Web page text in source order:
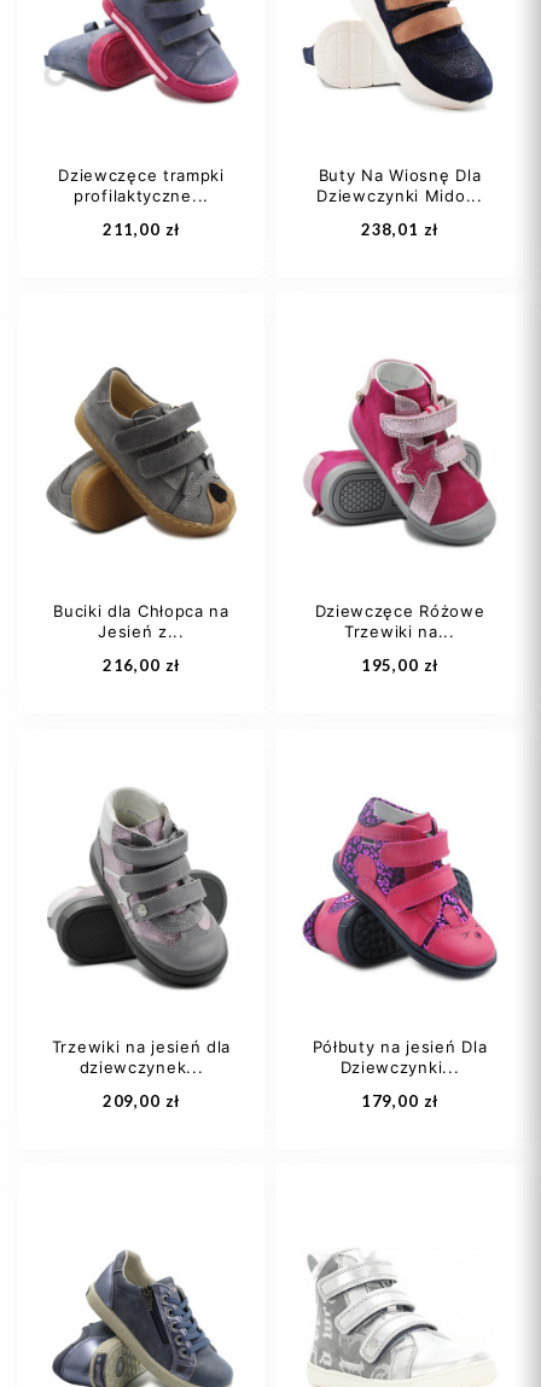
23 24
Dodaj do koszyka
23 24 25
Dodaj do koszyka
Dziewczęce trampki
profilaktyczne...
211,00 zł
31 32
33
36
Dodaj do koszyka
Buty Na Wiosnę Dla
Dziewczynki Mido...
238,01 zł
26
27
28
29 +1
Dodaj do koszyka
Buciki dla Chłopca na
Jesień z...
216,00 zł
21
Dodaj do koszyka
Dziewczęce Różowe
Trzewiki na...
195,00 zł
23
Dodaj do koszyka
Trzewiki na jesień dla
dziewczynek...
209,00 zł
Półbuty na jesień Dla
Dziewczynki...
179,00 zł
23